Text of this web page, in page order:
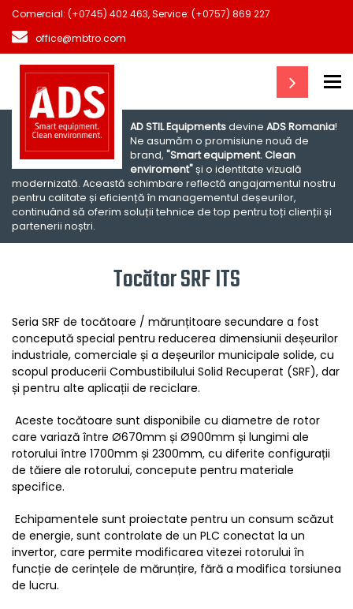
Comercial: (+0745) 402 463, Service: (+0757) 869 227
office@mbtro.com
AD STIL Equipmentsdevine ADS Romania!
Ne asumăm o promisiune nouă de
brand, "Smart equipment. Clean
enviroment"și o identitate vizuală
modernizată. Această schimbare reflectă angajamentul nostru
pentru calitate și eficiență în managementul deșeurilor,
continuând să oferim soluții tehnice de top pentru toți clienții și
partenerii noștri.
Tocător SRF ITS
Seria SRF de tocătoare / mărunțitoare secundare a fost
concepută special pentru reducerea dimensiunii deșeurilor
industriale, comerciale și a deșeurilor municipale solide, cu
scopul producerii Combustibilului Solid Recuperat (SRF), dar
și pentru alte aplicații de reciclare.
Aceste tocătoare sunt disponibile cu diametre de rotor
care variază între Ø670mm și Ø900mm și lungimi ale
rotorului între 1700mm și 2300mm, cu diferite configurații
de tăiere ale rotorului, concepute pentru materiale
specifice.
Echipamentele sunt proiectate pentru un consum scăzut
de energie, sunt controlate de un PLC conectat la un
invertor, care permite modificarea vitezei rotorului în
funcție de cerințele de mărunțire, fără a modifica torsiunea
de lucru.